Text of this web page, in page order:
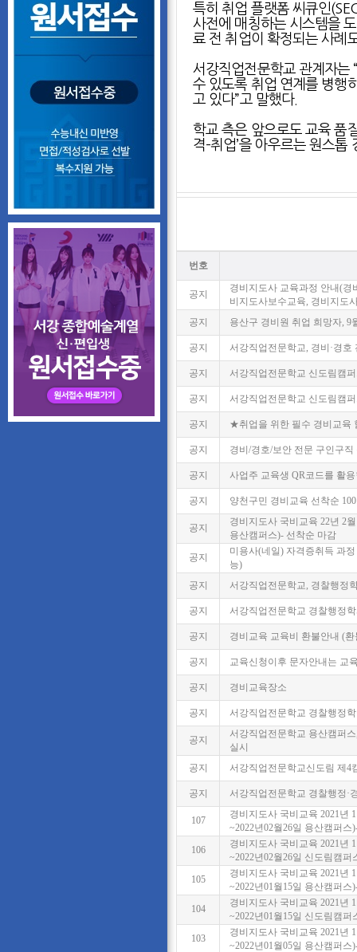
특히 취업 플랫폼 씨큐인
사전에 매칭하는 시스템을
료 전 취업이 확정되는 사례
서강직업전문학교 관계자는
수 있도록 취업 연계를 병행
고 있다”고 말했다.
학교 측은 앞으로도 교육 품
격–취업’을 아우르는 원스
번호
공지
경비지도사 교육과정 안내(경
비지도사보수교육, 경비지도
공지
용산구 경비원 취업 희망자, 9
공지 서강직업전문학교, 경비·경호
공지 서강직업전문학교 신도림캠
공지 서강직업전문학교 신도림캠
공지 ★취업을 위한 필수 경비교육
공지 경비/경호/보안 전문 구인구
공지 사업주 교육생 QR코드를 활
공지 양천구민 경비교육 선착순
공지
경비지도사 국비교육 22년 2
용산캠퍼스)- 선착순 마감
공지
미용사(네일) 자격증취득 과
능)
공지
서강직업전문학교, 경찰행정
공지 서강직업전문학교 경찰행정
공지 경비교육 교육비 환불안내 (
공지 교육신청이후 문자안내는 교
공지 경비교육장소
공지 서강직업전문학교 경찰행정
공지
서강직업전문학교 용산캠퍼
실시
공지
서강직업전문학교신도림 제4
공지 서강직업전문학교 경찰행정·
107
경비지도사 국비교육 2021년
~2022년02월26일 용산캠퍼스
106
경비지도사 국비교육 2021년
~2022년02월26일 신도림캠퍼
105
경비지도사 국비교육 2021년
~2022년01월15일 용산캠퍼스
104
경비지도사 국비교육 2021년
~2022년01월15일 신도림캠퍼
103
경비지도사 국비교육 2021년
~2022년01월05일 용산캠퍼스